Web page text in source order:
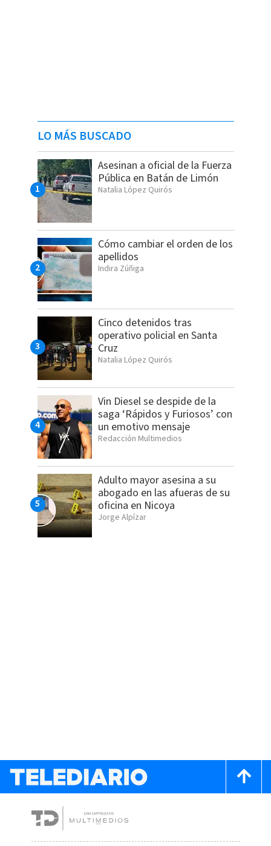
LO MÁS BUSCADO
Asesinan a oficial de la Fuerza
Pública en Batán de Limón
Natalia López Quirós
Cómo cambiar el orden de los
apellidos
Indira Zúñiga
Cinco detenidos tras
operativo policial en Santa
Cruz
Natalia López Quirós
Vin Diesel se despide de la
saga ‘Rápidos y Furiosos’ con
un emotivo mensaje
Redacción Multimedios
Adulto mayor asesina a su
abogado en las afueras de su
oficina en Nicoya
Jorge Alpízar